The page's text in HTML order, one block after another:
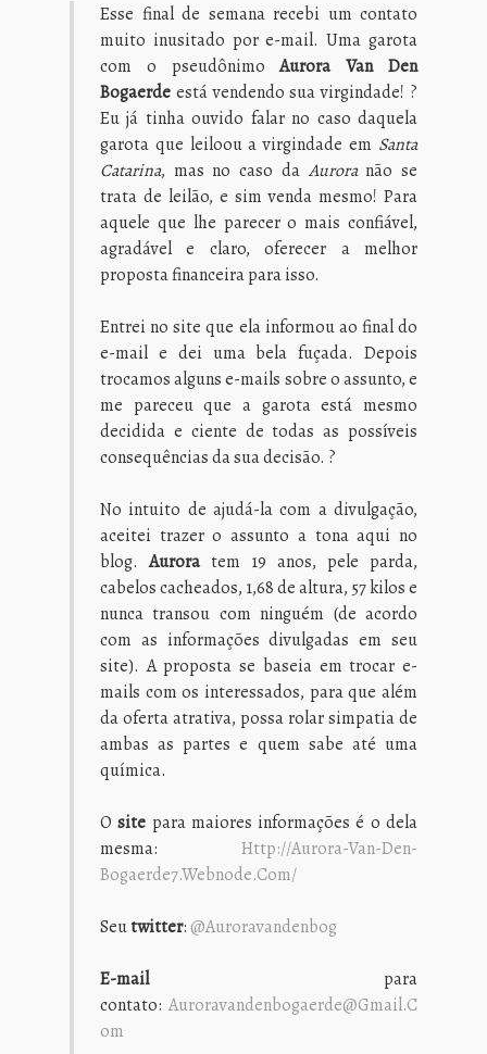
Esse final de semana recebi um contato
muito inusitado por e-mail. Uma garota
com o pseudônimoAurora Van Den
Bogaerde está vendendo sua virgindade! ?
Eu já tinha ouvido falar no caso daquela
garota que leiloou a virgindade em Santa
Catarina, mas no caso da Auroranão se
trata de leilão, e sim venda mesmo! Para
aquele que lhe parecer o mais confiável,
agradável e claro, oferecer a melhor
proposta financeira para isso.
Entrei no site que ela informou ao final do
e-mail e dei uma bela fuçada. Depois
trocamos alguns e-mails sobre o assunto, e
me pareceu que a garota está mesmo
decidida e ciente de todas as possíveis
consequências da sua decisão. ?
No intuito de ajudá-la com a divulgação,
aceitei trazer o assunto a tona aqui no
blog.Auroratem 19 anos, pele parda,
cabelos cacheados, 1,68 de altura, 57 kilos e
nunca transou com ninguém (de acordo
com as informações divulgadas em seu
site). A proposta se baseia em trocar e-
mails com os interessados, para que além
da oferta atrativa, possa rolar simpatia de
ambas as partes e quem sabe até uma
química.
Osite para maiores informações é o dela
mesma: Http://aurora-Van-Den-
Bogaerde7.webnode.com/
Seutwitter: @auroravandenbog
E-mailpara
contato: Auroravandenbogaerde@gmail.c
Om